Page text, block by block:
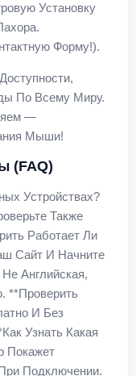
Установку
Форму!).
По Всему Миру.
—
Мыши!
(FAQ)
Устройствах?
Также
Работает Ли
Сайт И Начните
Английская,
**Проверить
И Без
Узнать Какая
Покажет
Подключении.